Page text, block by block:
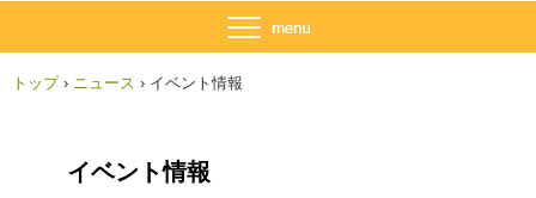
トップ › ニュース › イベント情報
イベント情報